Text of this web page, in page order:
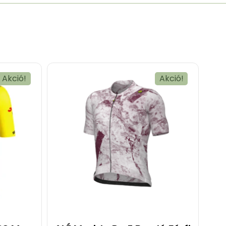
Akció! Akció!